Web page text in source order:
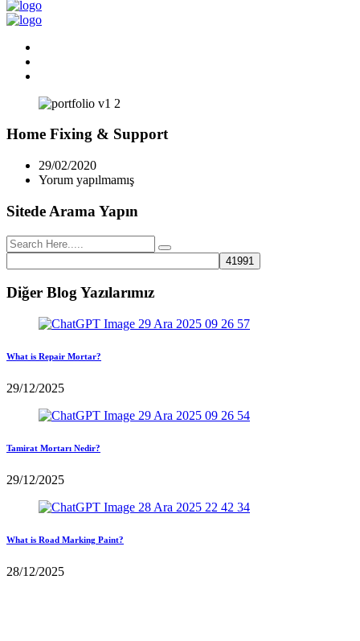
Home Fixing & Support
29/02/2020
Yorum yapılmamış
Sitede Arama Yapın
Diğer Blog Yazılarımız
What is Repair Mortar?
29/12/2025
Tamirat Mortarı Nedir?
29/12/2025
What is Road Marking Paint?
28/12/2025